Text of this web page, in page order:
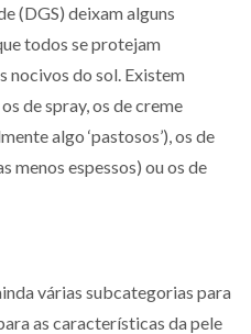
(DGS) deixam alguns
todos se protejam
nocivos do sol. Existem
de spray, os de creme
algo ‘pastosos’), os de
menos espessos) ou os de
várias subcategorias para
as características da pele